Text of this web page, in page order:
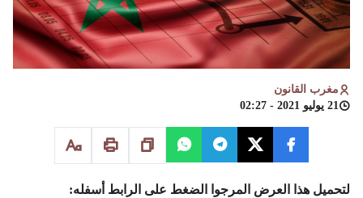
مغرب القانون
21 يوليو 2021 - 02:27
لتحميل هذا العرض المرجوا الضغط على الرابط أسفله: